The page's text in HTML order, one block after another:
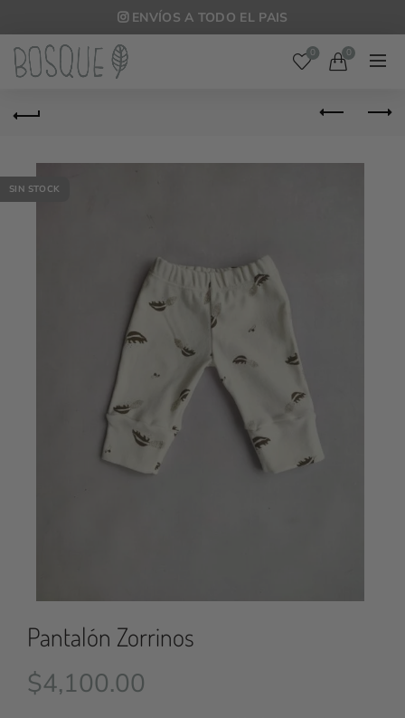
ENVÍOS A TODO EL PAIS
0 0
SIN STOCK
Pantalón Zorrinos
$4,100.00